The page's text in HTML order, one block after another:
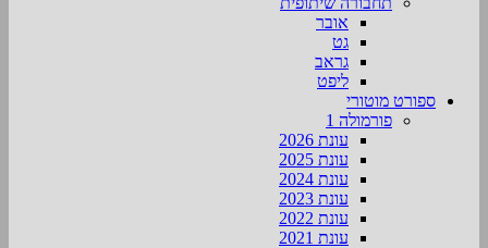
אובר
גט
גראב
ליפט
ספורט מוטורי
פורמולה 1
עונת 2026
עונת 2025
עונת 2024
עונת 2023
עונת 2022
עונת 2021